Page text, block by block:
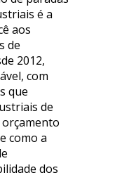
é a
aos
de
2012,
com
que
de
como a
dos